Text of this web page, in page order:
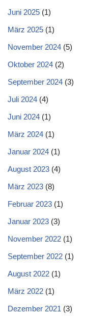
Juni 2025 (1)
März 2025 (1)
November 2024 (5)
Oktober 2024 (2)
September 2024 (3)
Juli 2024 (4)
Juni 2024 (1)
März 2024 (1)
Januar 2024 (1)
August 2023 (4)
März 2023 (8)
Februar 2023 (1)
Januar 2023 (3)
November 2022 (1)
September 2022 (1)
August 2022 (1)
März 2022 (1)
Dezember 2021 (3)